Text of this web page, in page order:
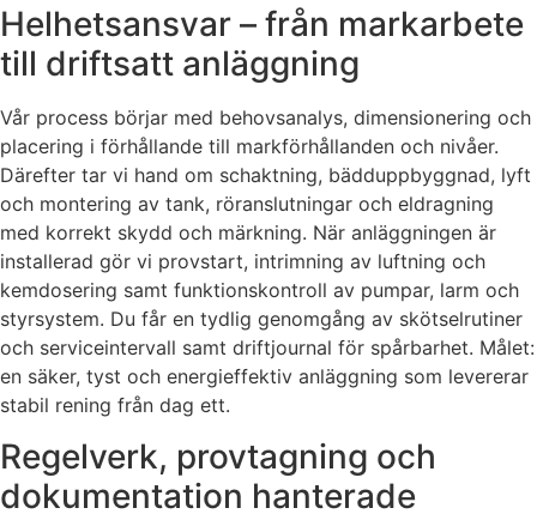
Helhetsansvar – från markarbete
till driftsatt anläggning
Vår process börjar med behovsanalys, dimensionering och
placering i förhållande till markförhållanden och nivåer.
Därefter tar vi hand om schaktning, bädduppbyggnad, lyft
och montering av tank, röranslutningar och eldragning
med korrekt skydd och märkning. När anläggningen är
installerad gör vi provstart, intrimning av luftning och
kemdosering samt funktionskontroll av pumpar, larm och
styrsystem. Du får en tydlig genomgång av skötselrutiner
och serviceintervall samt driftjournal för spårbarhet. Målet:
en säker, tyst och energieffektiv anläggning som levererar
stabil rening från dag ett.
Regelverk, provtagning och
dokumentation hanterade